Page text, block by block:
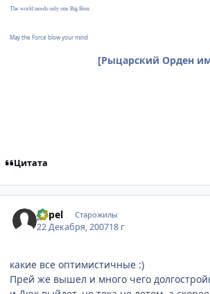
The world needs only one Big Boss
May the Force blow your mind
[Рыцарский Орден
Цитата
pepel Старожилы
22 Декабря, 200718 г
какие все оптимистичные :)
Прей же вышел и много чего